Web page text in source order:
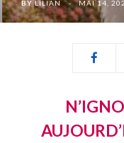
BY LILIAN MAI 14,